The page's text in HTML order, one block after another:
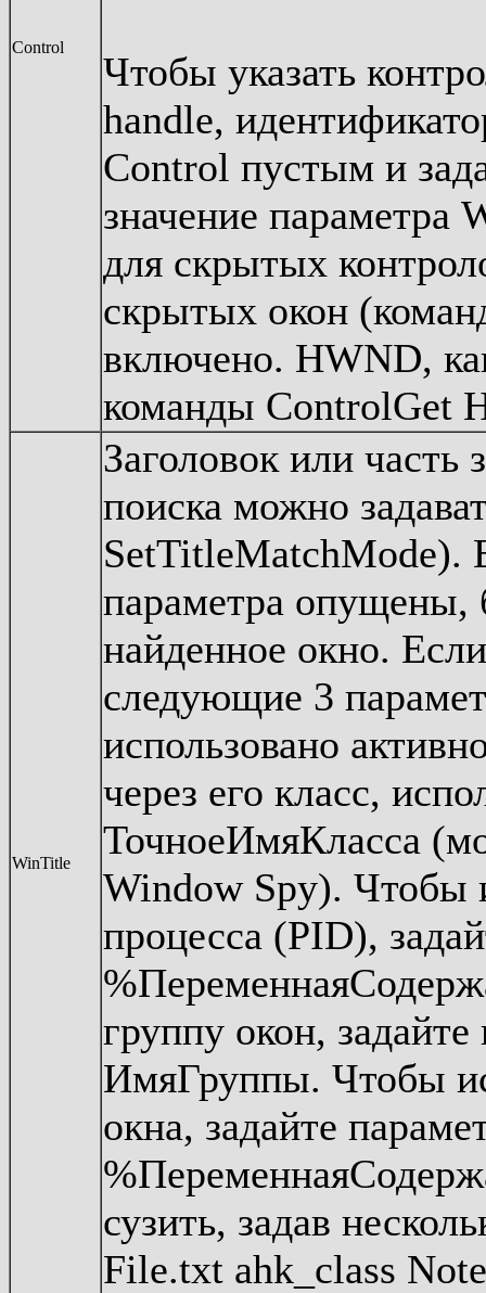
Control
Чтобы указать
handle,
Control пустым и
значение параметра
для скрытых
скрытых окон
включено. HWND,
команды ControlGet
WinTitle
Заголовок или часть
поиска можно
SetTitleMatchMode).
параметра опущены,
найденное окно.
следующие 3
использовано
через его класс,
ТочноеИмяКласса
Window Spy). Чтобы
процесса (PID),
группу окон,
ИмяГруппы. Чтобы
окна, задайте
сузить, задав
File.txt ahk_class